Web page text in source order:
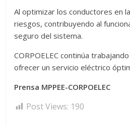
Al optimizar los conductores en
riesgos, contribuyendo al
seguro del sistema.
CORPOELEC continúa
ofrecer un servicio eléctrico
Prensa MPPEE-CORPOELEC
Post Views: 190